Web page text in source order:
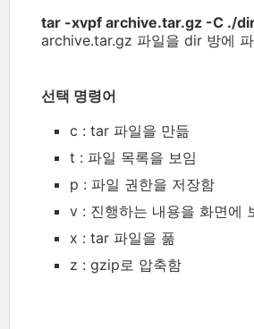
tar -xvpf archive.tar.gz -C ./
archive.tar.gz 파일을 dir 방에
선택 명령어
c : tar 파일을 만듦
t : 파일 목록을 보임
p : 파일 권한을 저장함
v : 진행하는 내용을 화면에
x : tar 파일을 풂
z : gzip로 압축함